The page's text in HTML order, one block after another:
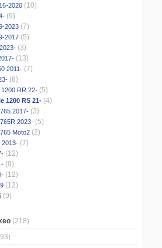
2020 (10)
(9)
2023 (7)
2017 (5)
(3)
(13)
2011- (7)
(6)
RR 22- (5)
1200 RS 21- (4)
2017- (3)
2023- (5)
Moto2 (2)
2013- (7)
(12)
(9)
(12)
(12)
(9)
(218)